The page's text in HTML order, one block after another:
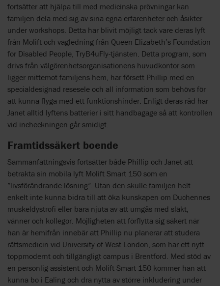
fortsätter att hjälpa till med medicinska prövningar kan
familjen dela med sig av sina egna erfarenheter och åsikter
under workshops. Detta har blivit möjligt tack vare deras lyft
från Molift och vägledning från Queen Elizabeth’s Foundation
for Disabled People, TryB4uFly-tjänsten. Detta program, som
drivs från välgörenhetsorganisationens huvudkontor som
ligger mittemot familjens hem, har försett Phillip med en
specialdesignad resesele och all information som behövs för
att kunna flyga med ett funktionshinder. Enligt deras råd har
Janet alltid lyftens batterier i sitt handbagage så att kontrollen
vid incheckningen går smidigt.
Framtidssäkert boende
Sammanfattningsvis fortsätter både Phillip och Janet att
betrakta sin mobila lyft Molift Smart 150 som en
”livsförändrande lösning”. Utan den skulle familjen helt
enkelt inte kunna bidra till att öka kunskapen om Duchennes
muskeldystrofi eller bara njuta av att umgås med släkt,
vänner och kollegor. Möjligheten att förflytta sig säkert när
han är hemifrån innebär att Phillip nu planerar att studera
rättsmedicin vid University of West London, som har ett nytt
toppmodernt och tillgängligt campus i Brentford. Med stöd av
en personlig assistent och Molift Smart 150 kommer han att
kunna bo i Ealing och dra nytta av större inkludering under